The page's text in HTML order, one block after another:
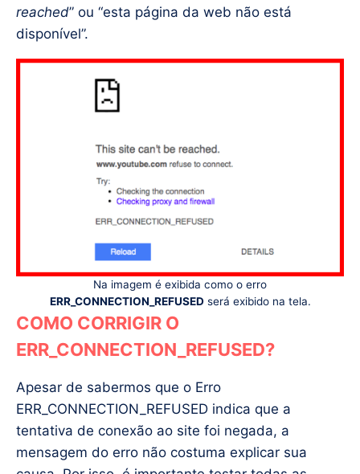
reached” ou “esta página da web não está
disponível”.
Na imagem é exibida como o erro
ERR_CONNECTION_REFUSEDserá exibido na tela.
COMO CORRIGIR O
ERR_CONNECTION_REFUSED?
Apesar de sabermos que o Erro
ERR_CONNECTION_REFUSED indica que a
tentativa de conexão ao site foi negada, a
mensagem do erro não costuma explicar sua